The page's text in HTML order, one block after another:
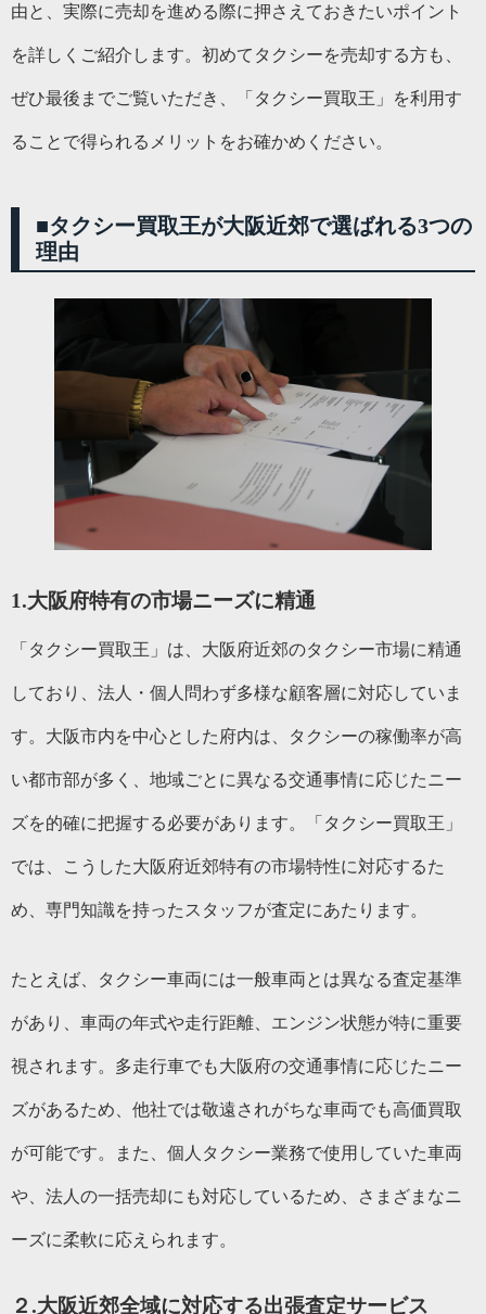
由と、実際に売却を進める際に押さえておきたいポイント
を詳しくご紹介します。初めてタクシーを売却する方も、
ぜひ最後までご覧いただき、「タクシー買取王」を利用す
ることで得られるメリットをお確かめください。
■タクシー買取王が大阪近郊で選ばれる3つの
理由
1.大阪府特有の市場ニーズに精通
「タクシー買取王」は、大阪府近郊のタクシー市場に精通
しており、法人・個人問わず多様な顧客層に対応していま
す。大阪市内を中心とした府内は、タクシーの稼働率が高
い都市部が多く、地域ごとに異なる交通事情に応じたニー
ズを的確に把握する必要があります。「タクシー買取王」
では、こうした大阪府近郊特有の市場特性に対応するた
め、専門知識を持ったスタッフが査定にあたります。
たとえば、タクシー車両には一般車両とは異なる査定基準
があり、車両の年式や走行距離、エンジン状態が特に重要
視されます。多走行車でも大阪府の交通事情に応じたニー
ズがあるため、他社では敬遠されがちな車両でも高価買取
が可能です。また、個人タクシー業務で使用していた車両
や、法人の一括売却にも対応しているため、さまざまなニ
ーズに柔軟に応えられます。
２.大阪近郊全域に対応する出張査定サービス